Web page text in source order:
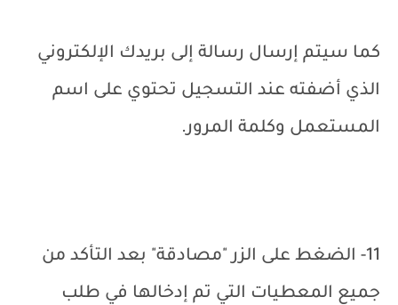
‏كما سيتم إرسال رسالة إلى بريدك الإلكتروني
الذي أضفته عند التسجيل تحتوي على اسم
المستعمل وكلمة المرور.‏
11- الضغط على الزر "مصادقة" بعد التأكد من
جميع المعطيات التي تم إدخالها في طلب